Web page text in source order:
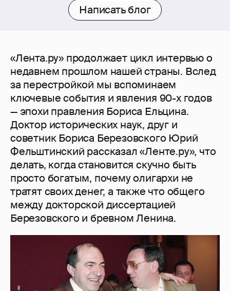
Написать блог
«Лента.ру» продолжает цикл интервью о
недавнем прошлом нашей страны. Вслед
за перестройкой мы вспоминаем
ключевые события и явления 90-х годов
— эпохи правления Бориса Ельцина.
Доктор исторических наук, друг и
советник Бориса Березовского Юрий
Фельштинский рассказал «Ленте.ру», что
делать, когда становится скучно быть
просто богатым, почему олигархи не
тратят своих денег, а также что общего
между докторской диссертацией
Березовского и бревном Ленина.